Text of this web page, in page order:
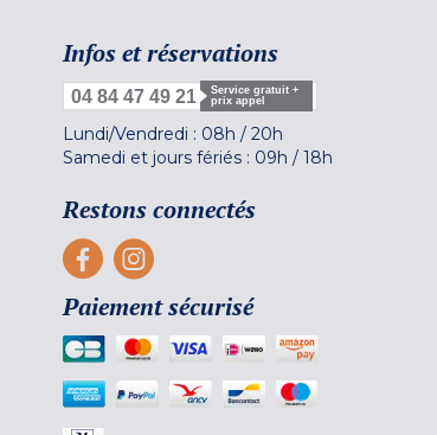
Infos et réservations
04 84 47 49 21
Service gratuit +
prix appel
Lundi/Vendredi : 08h / 20h
Samedi et jours fériés : 09h / 18h
Restons connectés
Paiement sécurisé